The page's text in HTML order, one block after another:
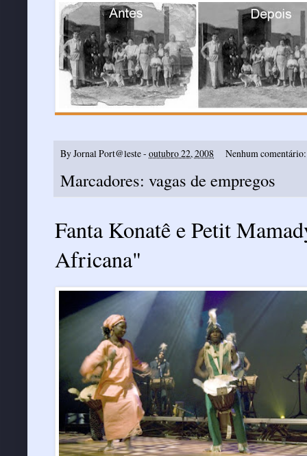
ByJornal Port@leste- outubro 22, 2008 Nenhum
Marcadores: vagas de empregos
Fanta Konatê e Petit
Africana"